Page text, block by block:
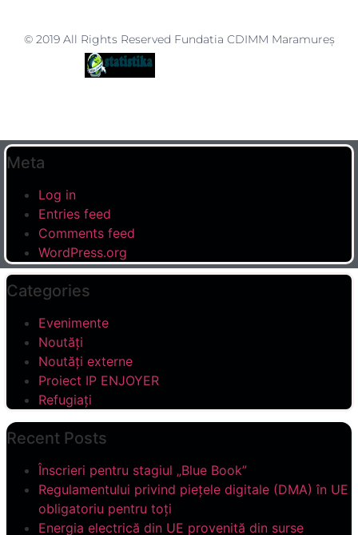
© 2019 All Rights Reserved Fundatia CDIMM Maramureș
Meta
Log in
Entries feed
Comments feed
WordPress.org
Categories
Evenimente
Noutăți
Noutăți externe
Proiect IP ENJOYER
Refugiați
Recent Posts
Înscrieri pentru stagiul „Blue Book”
Regulamentului privind piețele digitale (DMA) în UE
obligatoriu pentru toți
Energia electrică din UE provenită din surse